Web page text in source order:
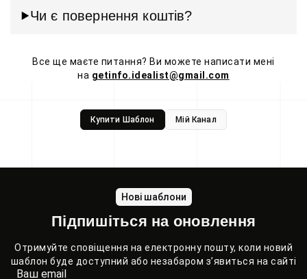
Чи є повернення коштів?
Все ще маєте питання? Ви можете написати мені
на getinfo.idealist@gmail.com
Купити Шаблон Мій Канал
Нові шаблони
Підпишіться на оновлення
Отримуйте сповіщення на електронну пошту, коли новий
шаблон буде доступний або незабаром з’явиться на сайті
Ваш email